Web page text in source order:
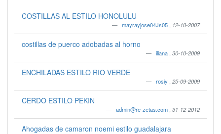
COSTILLAS AL ESTILO HONOLULU
mayrayjose04Js05 12-10-2007
costillas de puerco adobadas al horno
iliana 30-10-2009
ENCHILADAS ESTILO RIO VERDE
rosiy 25-09-2009
CERDO ESTILO PEKIN
admin@re-zetas.com 31-12-2012
Ahogadas de camaron noemi estilo guadalajara